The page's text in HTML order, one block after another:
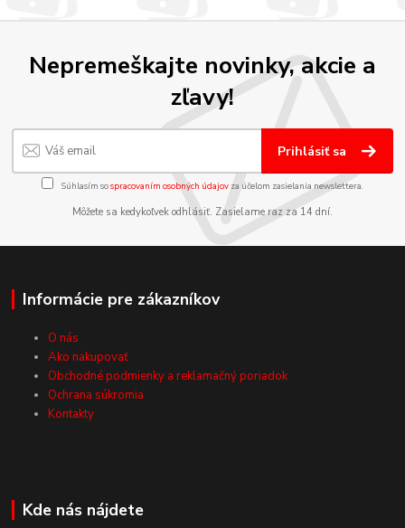
Nepremeškajte novinky, akcie a
zľavy!
Prihlásiť sa
Súhlasím sospracovaním osobných údajov za účelom zasielania newslettera.
Môžete sa kedykoľvek odhlásiť. Zasielame raz za 14 dní.
Informácie pre zákazníkov
O nás
Ako nakupovať
Obchodné podmienky a reklamačný poriadok
Ochrana súkromia
Kontakty
Kde nás nájdete